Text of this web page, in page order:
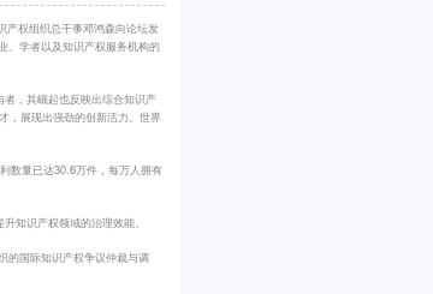
产权组织总干事邓鸿森向论坛发
、学者以及知识产权服务机构的
，其崛起也反映出综合知识产
，展现出强劲的创新活力。世界
数量已达30.6万件，每万人拥有
知识产权领域的治理效能。
的国际知识产权争议仲裁与调